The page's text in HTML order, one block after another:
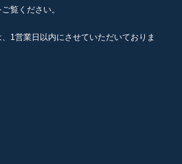
覧ください。
1営業日以内にさせていただいておりま